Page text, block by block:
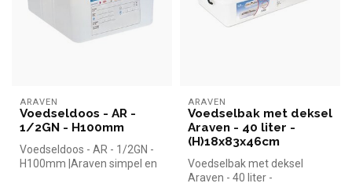
ARAVEN
Voedseldoos - AR -
1/2GN - H100mm
Voedseldoos - AR - 1/2GN -
H100mm |Araven simpel en
ARAVEN
Voedselbak met deksel
Araven - 40 liter -
(H)18x83x46cm
Voedselbak met deksel
Araven - 40 liter -